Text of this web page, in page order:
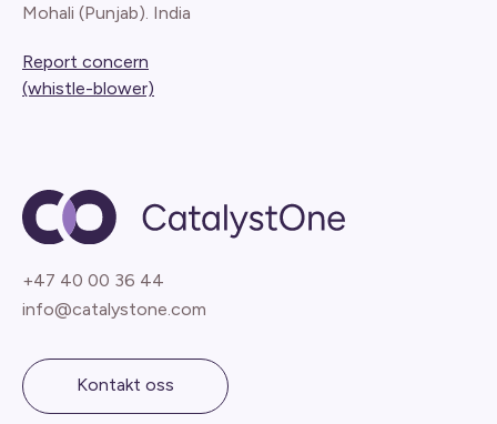
Mohali (Punjab). India
Report concern
(whistle-blower)
+47 40 00 36 44
info@catalystone.com
Kontakt oss